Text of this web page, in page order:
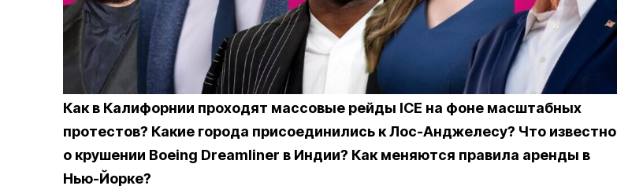
Как в Калифорнии проходят массовые рейды ICE на фоне масштабных
протестов? Какие города присоединились к Лос-Анджелесу? Что известно
о крушении Boeing Dreamliner в Индии? Как меняются правила аренды в
Нью-Йорке?